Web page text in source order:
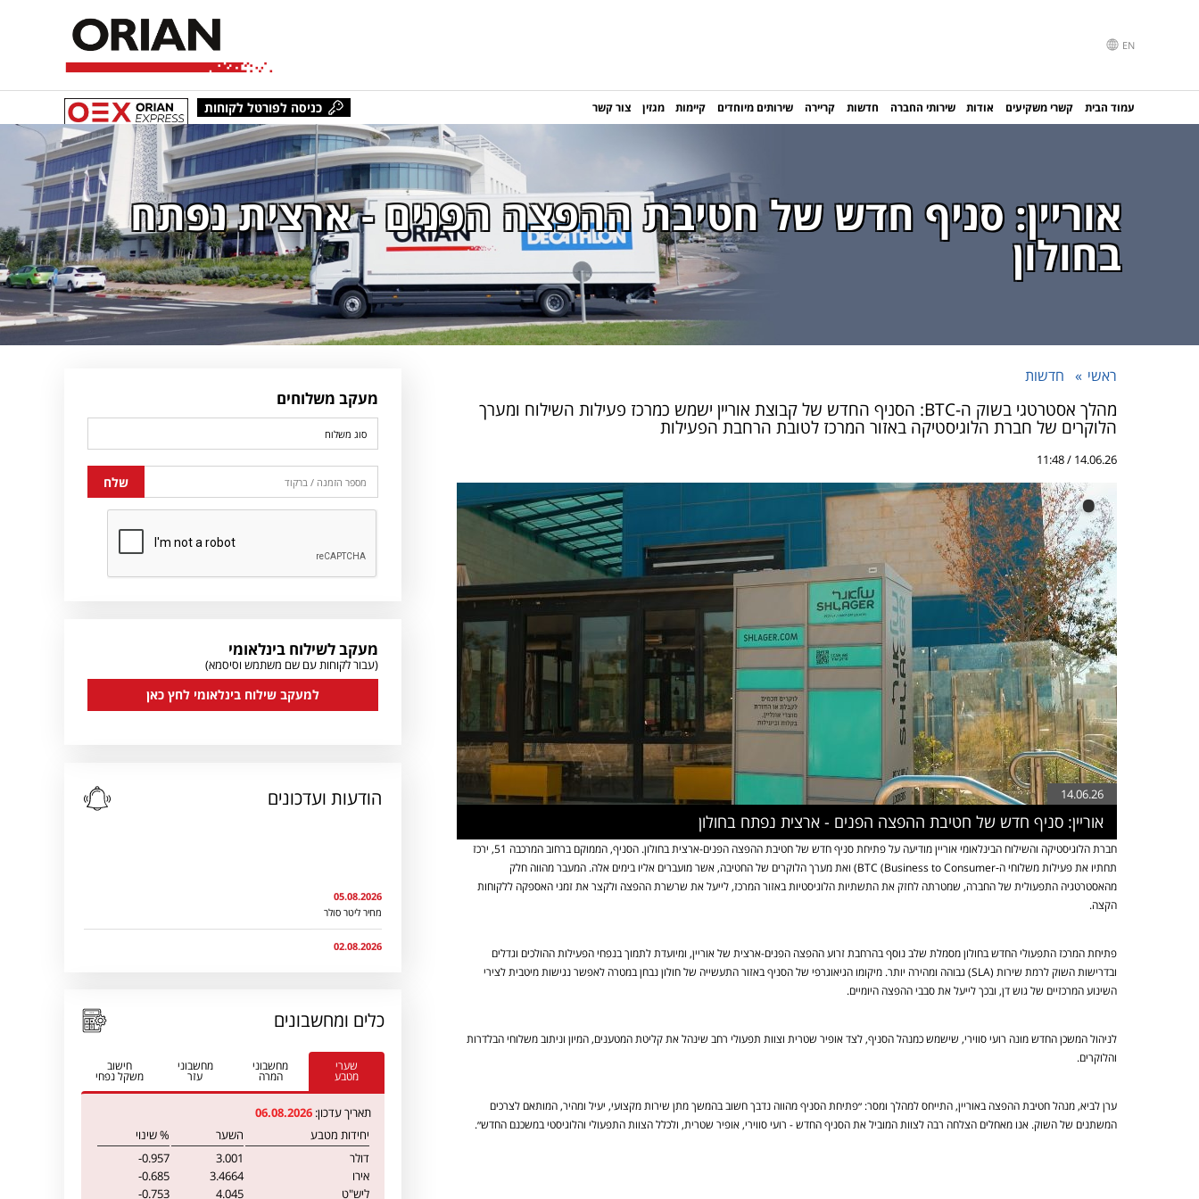
EN
עמוד הבית קשרי משקיעים אודות שירותי החברה חדשות קריירה שירותים מיוחדים קיימות מגזין צור קשר כניסה לפורטל לקוחות
אוריין: סניף חדש של חטיבת ההפצה הפנים - ארצית נפתח
בחולון
ראשי חדשות
מהלך אסטרטגי בשוק ה-BTC: הסניף החדש של קבוצת אוריין ישמש כמרכז פעילות השילוח ומערך
הלוקרים של חברת הלוגיסטיקה באזור המרכז לטובת הרחבת הפעילות
14.06.26 / 11:48
14.06.26
אוריין: סניף חדש של חטיבת ההפצה הפנים - ארצית נפתח בחולון
•
חברת הלוגיסטיקה והשילוח הבינלאומי אוריין מודיעה על פתיחת סניף חדש של חטיבת ההפצה הפנים-ארצית בחולון. הסניף, הממוקם ברחוב המרכבה 51, ירכז
תחתיו את פעילות משלוחי ה‑BTC (Business to Consumer) ואת מערך הלוקרים של החטיבה, אשר מועברים אליו בימים אלה. המעבר מהווה חלק
מהאסטרטגיה התפעולית של החברה, שמטרתה לחזק את התשתיות הלוגיסטיות באזור המרכז, לייעל את שרשרת ההפצה ולקצר את זמני האספקה ללקוחות
הקצה.
פתיחת המרכז התפעולי החדש בחולון מסמלת שלב נוסף בהרחבת זרוע ההפצה הפנים-ארצית של אוריין, ומיועדת לתמוך בנפחי הפעילות ההולכים וגדלים
ובדרישות השוק לרמת שירות (SLA) גבוהה ומהירה יותר. מיקומו הגיאוגרפי של הסניף באזור התעשייה של חולון נבחן במטרה לאפשר נגישות מיטבית לצירי
השינוע המרכזיים של גוש דן, ובכך לייעל את סבבי ההפצה היומיים.
לניהול המשכן החדש מונה רועי סווירי, שישמש כמנהל הסניף, לצד אופיר שטרית וצוות תפעולי רחב שינהל את קליטת המטענים, המיון וניתוב משלוחי הבלדרות
והלוקרים.
ערן לביא, מנהל חטיבת ההפצה באוריין, התייחס למהלך ומסר: ״פתיחת הסניף מהווה נדבך חשוב בהמשך מתן שירות מקצועי, יעיל ומהיר, המותאם לצרכים
המשתנים של השוק. אנו מאחלים הצלחה רבה לצוות המוביל את הסניף החדש - רועי סווירי, אופיר שטרית, ולכלל הצוות התפעולי והלוגיסטי במשכנם החדש״.
מעקב משלוחים
מעקב לשילוח בינלאומי
(עבור לקוחות עם שם משתמש וסיסמא)
למעקב שילוח בינלאומי לחץ כאן
הודעות ועדכונים
מחיר ליטר סולר
קורס יבוא/יצוא וסחר בין לאומי
אוריין : עדכון אחוז היטל דלק
מאירופה
02.07.2026
עדכון רגולציה ליבואנים במסגרת רפורמה: מה שטוב לאירופה טוב לישראל
כלים ומחשבונים
שערי
מטבע
מחשבוני
המרה
מחשבוני
עזר
חישוב
משקל נפחי
תאריך עדכון:06.08.2026
יחידות מטבע
השער
% שינוי
דולר
3.001
-0.957
אירו
3.4664
-0.685
ליש"ט
4.045
-0.753